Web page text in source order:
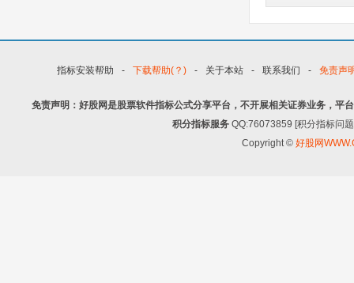
指标安装帮助 - 下载帮助(？) - 关于本站 - 联系我们 - 免责声
免责声明：好股网是股票软件指标公式分享平台，不开展相关证券业务，平
积分指标服务 QQ:76073859 [积分指标问
Copyright © 好股网